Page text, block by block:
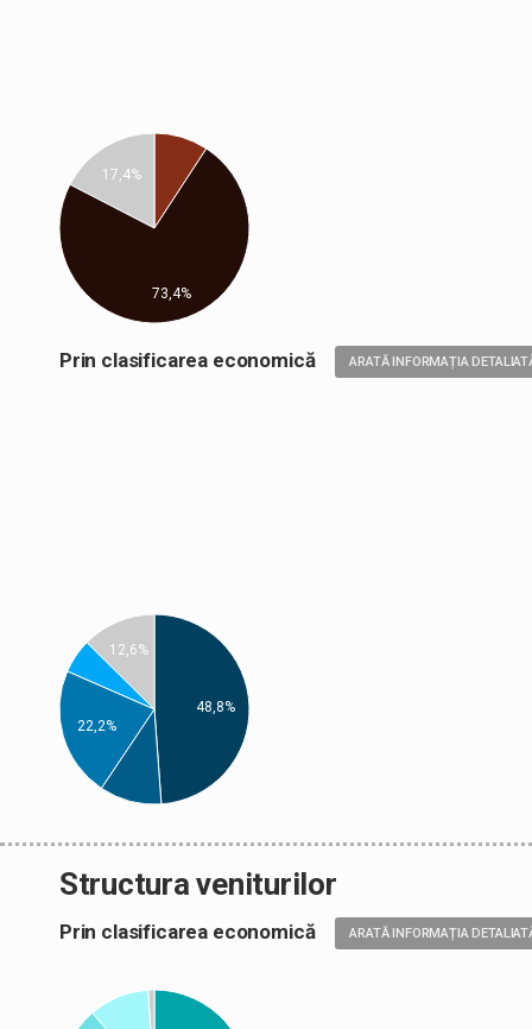
17,4%
73,4%
Prin clasificarea economică ARATĂ INFORMAȚIA
48,8%
12,6%
22,2%
Structura veniturilor
Prin clasificarea economică ARATĂ INFORMAȚIA